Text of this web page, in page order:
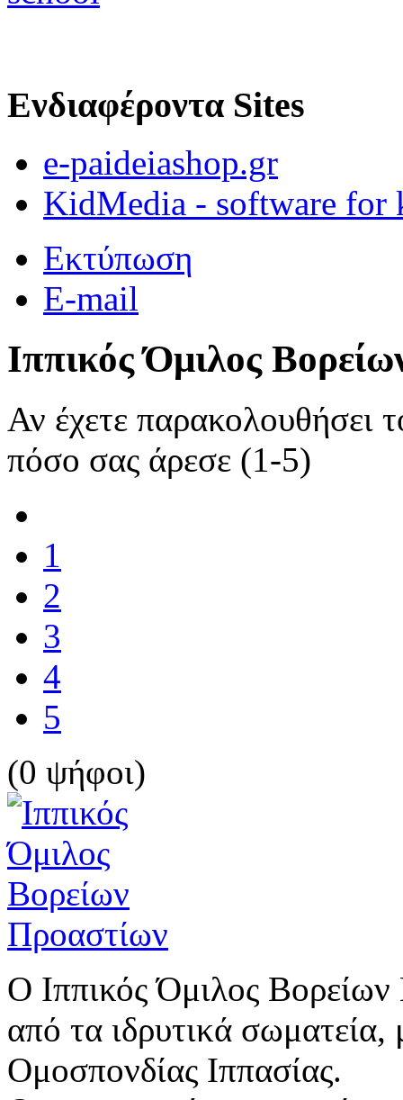
Ενδιαφέροντα Sites
e-paideiashop.gr
KidMedia - software for
Εκτύπωση
E-mail
Ιππικός Όμιλος
Αν έχετε παρακολουθήσει
πόσο σας άρεσε (1-5)
1
2
3
4
5
(0 ψήφοι)
Ο Ιππικός Όμιλος
από τα ιδρυτικά σωματεία,
Ομοσπονδίας Ιππασίας.